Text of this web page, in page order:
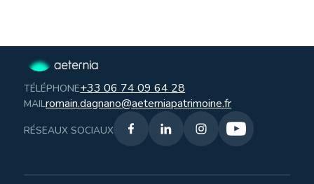
TÉLÉPHONE+33 06 74 09 64 28
MAILromain.dagnano@aeterniapatrimoine.fr
RÉSEAUX SOCIAUX